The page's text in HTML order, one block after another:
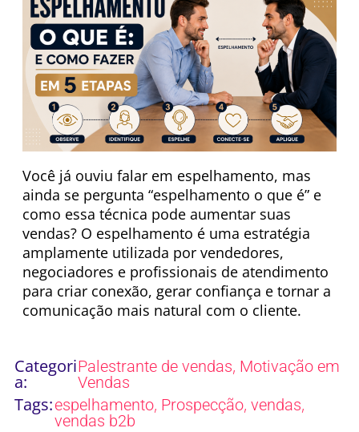
Você já ouviu falar em espelhamento, mas
ainda se pergunta “espelhamento o que é” e
como essa técnica pode aumentar suas
vendas? O espelhamento é uma estratégia
amplamente utilizada por vendedores,
negociadores e profissionais de atendimento
para criar conexão, gerar confiança e tornar a
comunicação mais natural com o cliente.
Categori
a:
Palestrante de vendas, Motivação em
Vendas
Tags:espelhamento, Prospecção, vendas,
vendas b2b